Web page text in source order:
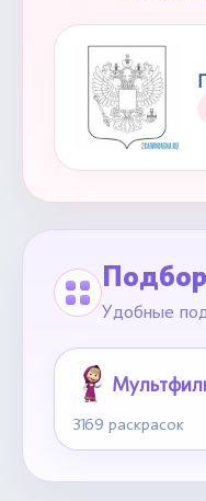
Удобные
3169 раскрасок